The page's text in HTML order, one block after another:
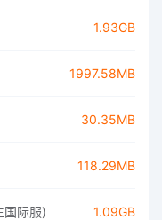
1.93GB
1997.58MB
30.35MB
118.29MB
国际服) 1.09GB